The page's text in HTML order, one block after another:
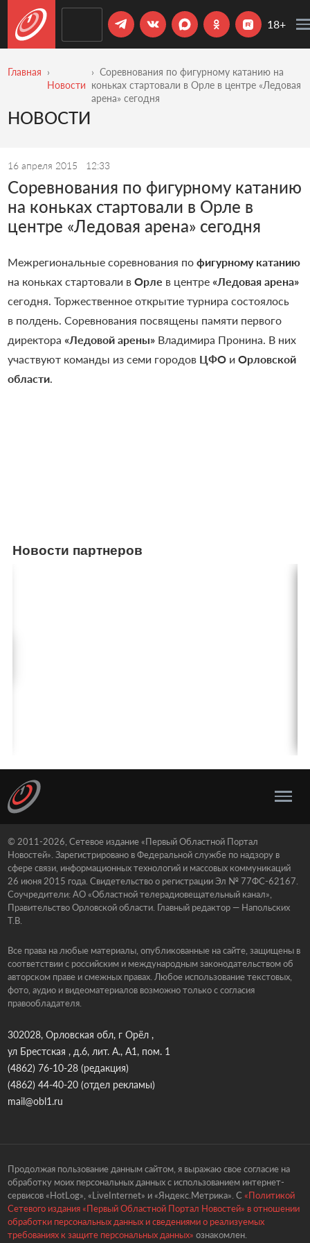
18+
Главная
Новости
Соревнования по фигурному катанию на
коньках стартовали в Орле в центре «Ледовая
арена» сегодня
НОВОСТИ
16 апреля 2015 12:33
Соревнования по фигурному катанию
на коньках стартовали в Орле в
центре «Ледовая арена» сегодня
Межрегиональные соревнования по фигурному катанию
на коньках стартовали в Орле в центре «Ледовая арена»
сегодня. Торжественное открытие турнира состоялось
в полдень. Соревнования посвящены памяти первого
директора «Ледовой арены»Владимира Пронина. В них
участвуют команды из семи городов ЦФОи Орловской
области.
Новости партнеров
© 2011-2026, Сетевое издание «Первый Областной Портал
Новостей». Зарегистрировано в Федеральной службе по надзору в
сфере связи, информационных технологий и массовых коммуникаций
26 июня 2015 года. Свидетельство о регистрации Эл № 77ФС-62167.
Соучредители: АО «Областной телерадиовещательный канал»,
Правительство Орловской области. Главный редактор — Напольских
Т.В.
Все права на любые материалы, опубликованные на сайте, защищены в
соответствии с российским и международным законодательством об
авторском праве и смежных правах. Любое использование текстовых,
фото, аудио и видеоматериалов возможно только с согласия
правообладателя.
302028, Орловская обл, г Орёл ,
ул Брестская , д.6, лит. А., А1, пом. 1
(4862) 76-10-28(редакция)
(4862) 44-40-20(отдел рекламы)
mail@obl1.ru
Продолжая пользование данным сайтом, я выражаю свое согласие на
обработку моих персональных данных с использованием интернет-
сервисов «HotLog», «LiveInternet» и «Яндекс.Метрика». С «Политикой
Сетевого издания «Первый Областной Портал Новостей» в отношении
обработки персональных данных и сведениями о реализуемых
требованиях к защите персональных данных» ознакомлен.